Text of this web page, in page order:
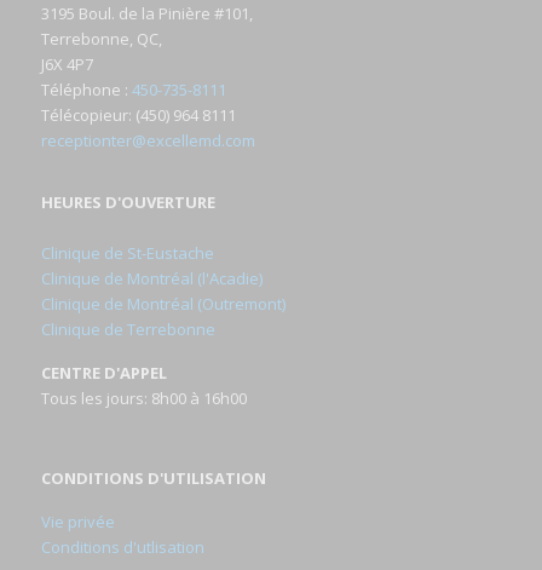
3195 Boul. de la Pinière #101,
Terrebonne, QC,
J6X 4P7
Téléphone : 450-735-8111
Télécopieur: (450) 964 8111
receptionter@excellemd.com
HEURES D'OUVERTURE
Clinique de St-Eustache
Clinique de Montréal (l'Acadie)
Clinique de Montréal (Outremont)
Clinique de Terrebonne
CENTRE D'APPEL
Tous les jours: 8h00 à 16h00
CONDITIONS D'UTILISATION
Vie privée
Conditions d'utlisation